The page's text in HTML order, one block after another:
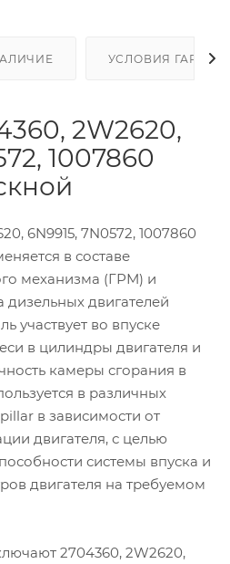
УСЛОВИЯ
2W2620,
1007860
6N9915, 7N0572, 1007860
в составе
механизма (ГРМ) и
двигателей
участвует во впуске
в цилиндры двигателя и
камеры сгорания в
в различных
в зависимости от
двигателя, с целью
системы впуска и
двигателя на требуемом
2704360, 2W2620,